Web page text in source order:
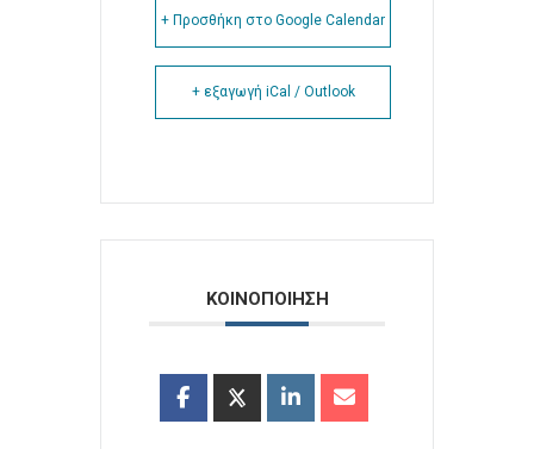
+ Προσθήκη στο Google Calendar
+ εξαγωγή iCal / Outlook
ΚΟΙΝΟΠΟΙΗΣΗ